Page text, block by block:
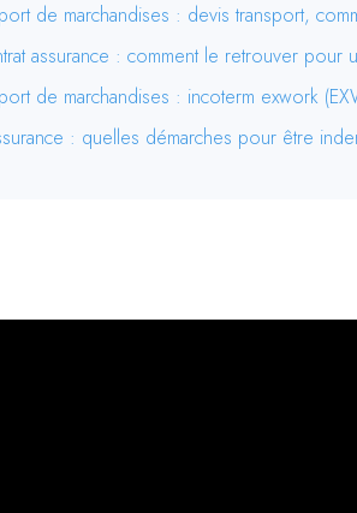
de marchandises : devis transport,
assurance : comment le retrouver pour
de marchandises : incoterm exwork
: quelles démarches pour être